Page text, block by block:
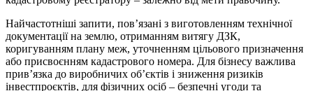
Найчастотніші запити, пов’язані з виготовленням технічної
документації на землю, отриманням витягу ДЗК,
коригуванням плану меж, уточненням цільового призначення
або присвоєнням кадастрового номера. Для бізнесу важлива
прив’язка до виробничих об’єктів і зниження ризиків
інвестпроєктів, для фізичних осіб – безпечні угоди та